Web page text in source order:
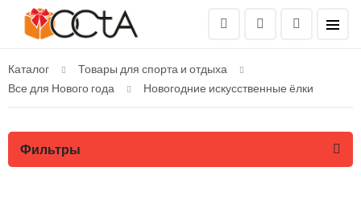
Каталог
Товары для спорта и отдыха
Все для Нового года
Новогодние искусственные ёлки
Фильтры